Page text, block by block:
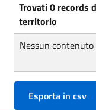
Trovati 0 records
territorio
Nessun